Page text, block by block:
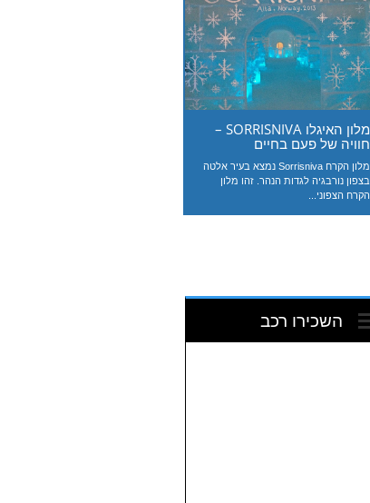
מלון האיגלו SORRISNIVA –
חוויה של פעם בחיים
מלון הקרח Sorrisniva נמצא בעיר אלטה
בצפון נורבגיה לגדות הנהר. זהו מלון
הקרח הצפוני...
השכירו רכב